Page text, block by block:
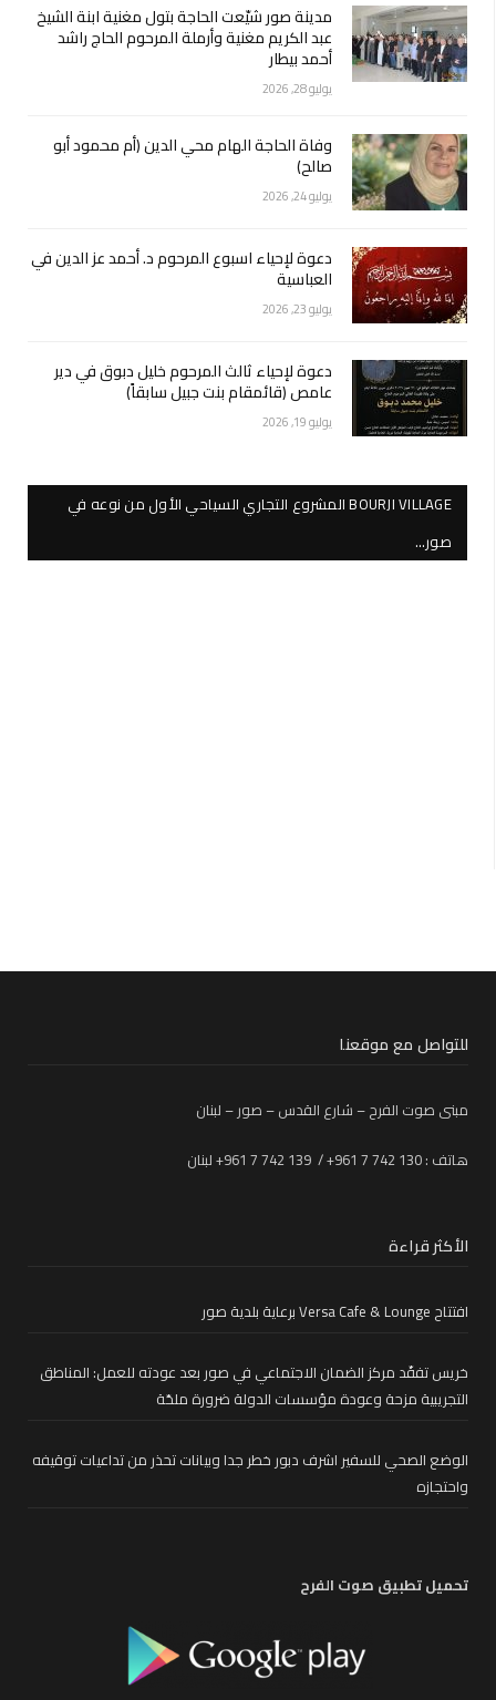
مدينة صور شيّعت الحاجة بتول مغنية ابنة الشيخ
عبد الكريم مغنية وأرملة المرحوم الحاج راشد
أحمد بيطار
يوليو 28, 2026
وفاة الحاجة الهام محي الدين (أم محمود أبو
صالح)
يوليو 24, 2026
دعوة لإحياء اسبوع المرحوم د. أحمد عز الدين في
العباسية
يوليو 23, 2026
دعوة لإحياء ثالث المرحوم خليل دبوق في دير
عامص (قائمقام بنت جبيل سابقاً)
يوليو 19, 2026
BOURJI VILLAGE المشروع التجاري السياحي الأول من نوعه في
صور…
للتواصل مع موقعنا
مبنى صوت الفرح – شارع القدس – صور – لبنان
هاتف : 130 742 7 961+ / 139 742 7 961+ لبنان
الأكثر قراءة
افتتاح Versa Cafe & Lounge برعاية بلدية صور
خريس تفقّد مركز الضمان الاجتماعي في صور بعد عودته للعمل: المناطق
التجريبية مزحة وعودة مؤسسات الدولة ضرورة ملحّة
الوضع الصحي للسفير اشرف دبور خطر جدا وبيانات تحذر من تداعيات توقيفه
واحتجازه
تحميل تطبيق صوت الفرح